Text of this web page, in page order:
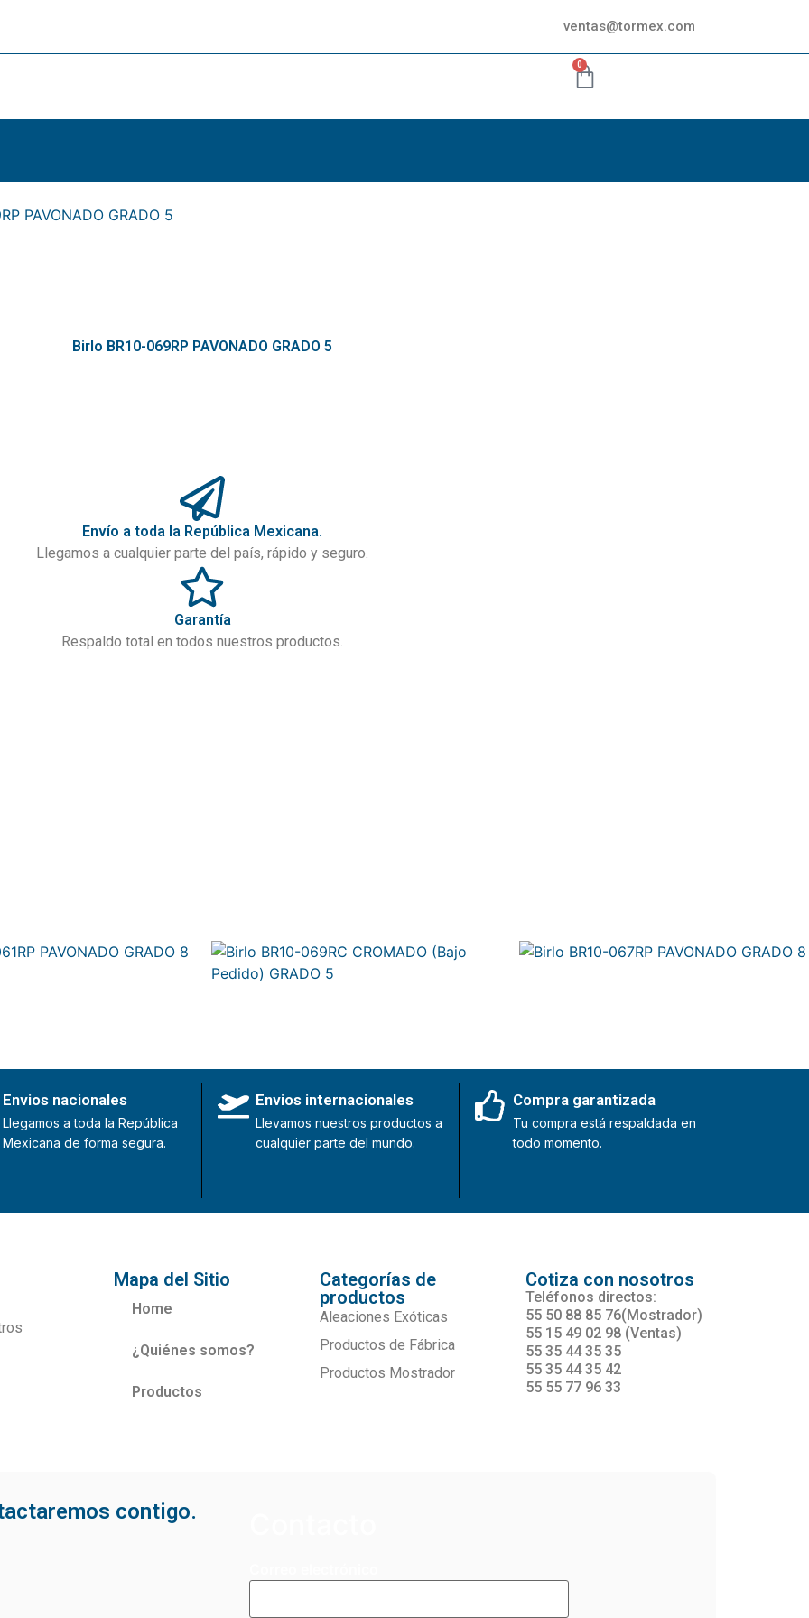
ventas@tormex.com
0
PAVONADO GRADO 5
Birlo BR10-069RP PAVONADO GRADO 5
Envío a toda la República Mexicana.
Llegamos a cualquier parte del país, rápido y seguro.
Garantía
Respaldo total en todos nuestros productos.
Envios nacionales
Llegamos a toda la República
Mexicana de forma segura.
Envios internacionales
Llevamos nuestros productos a
cualquier parte del mundo.
Compra garantizada
Tu compra está respaldada en
todo momento.
Mapa del Sitio
Home
¿Quiénes somos?
Productos
Categorías de
productos
Aleaciones Exóticas
Productos de Fábrica
Productos Mostrador
Cotiza con nosotros
Teléfonos directos:
55 50 88 85 76(Mostrador)
55 15 49 02 98 (Ventas)
55 35 44 35 35
55 35 44 35 42
55 55 77 96 33
contigo.